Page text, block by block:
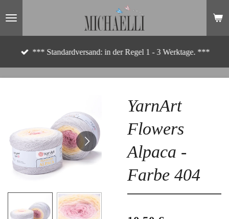
*** Standardversand: in der Regel 1 - 3 Werktage. ***
YarnArt
Flowers
Alpaca -
Farbe 404